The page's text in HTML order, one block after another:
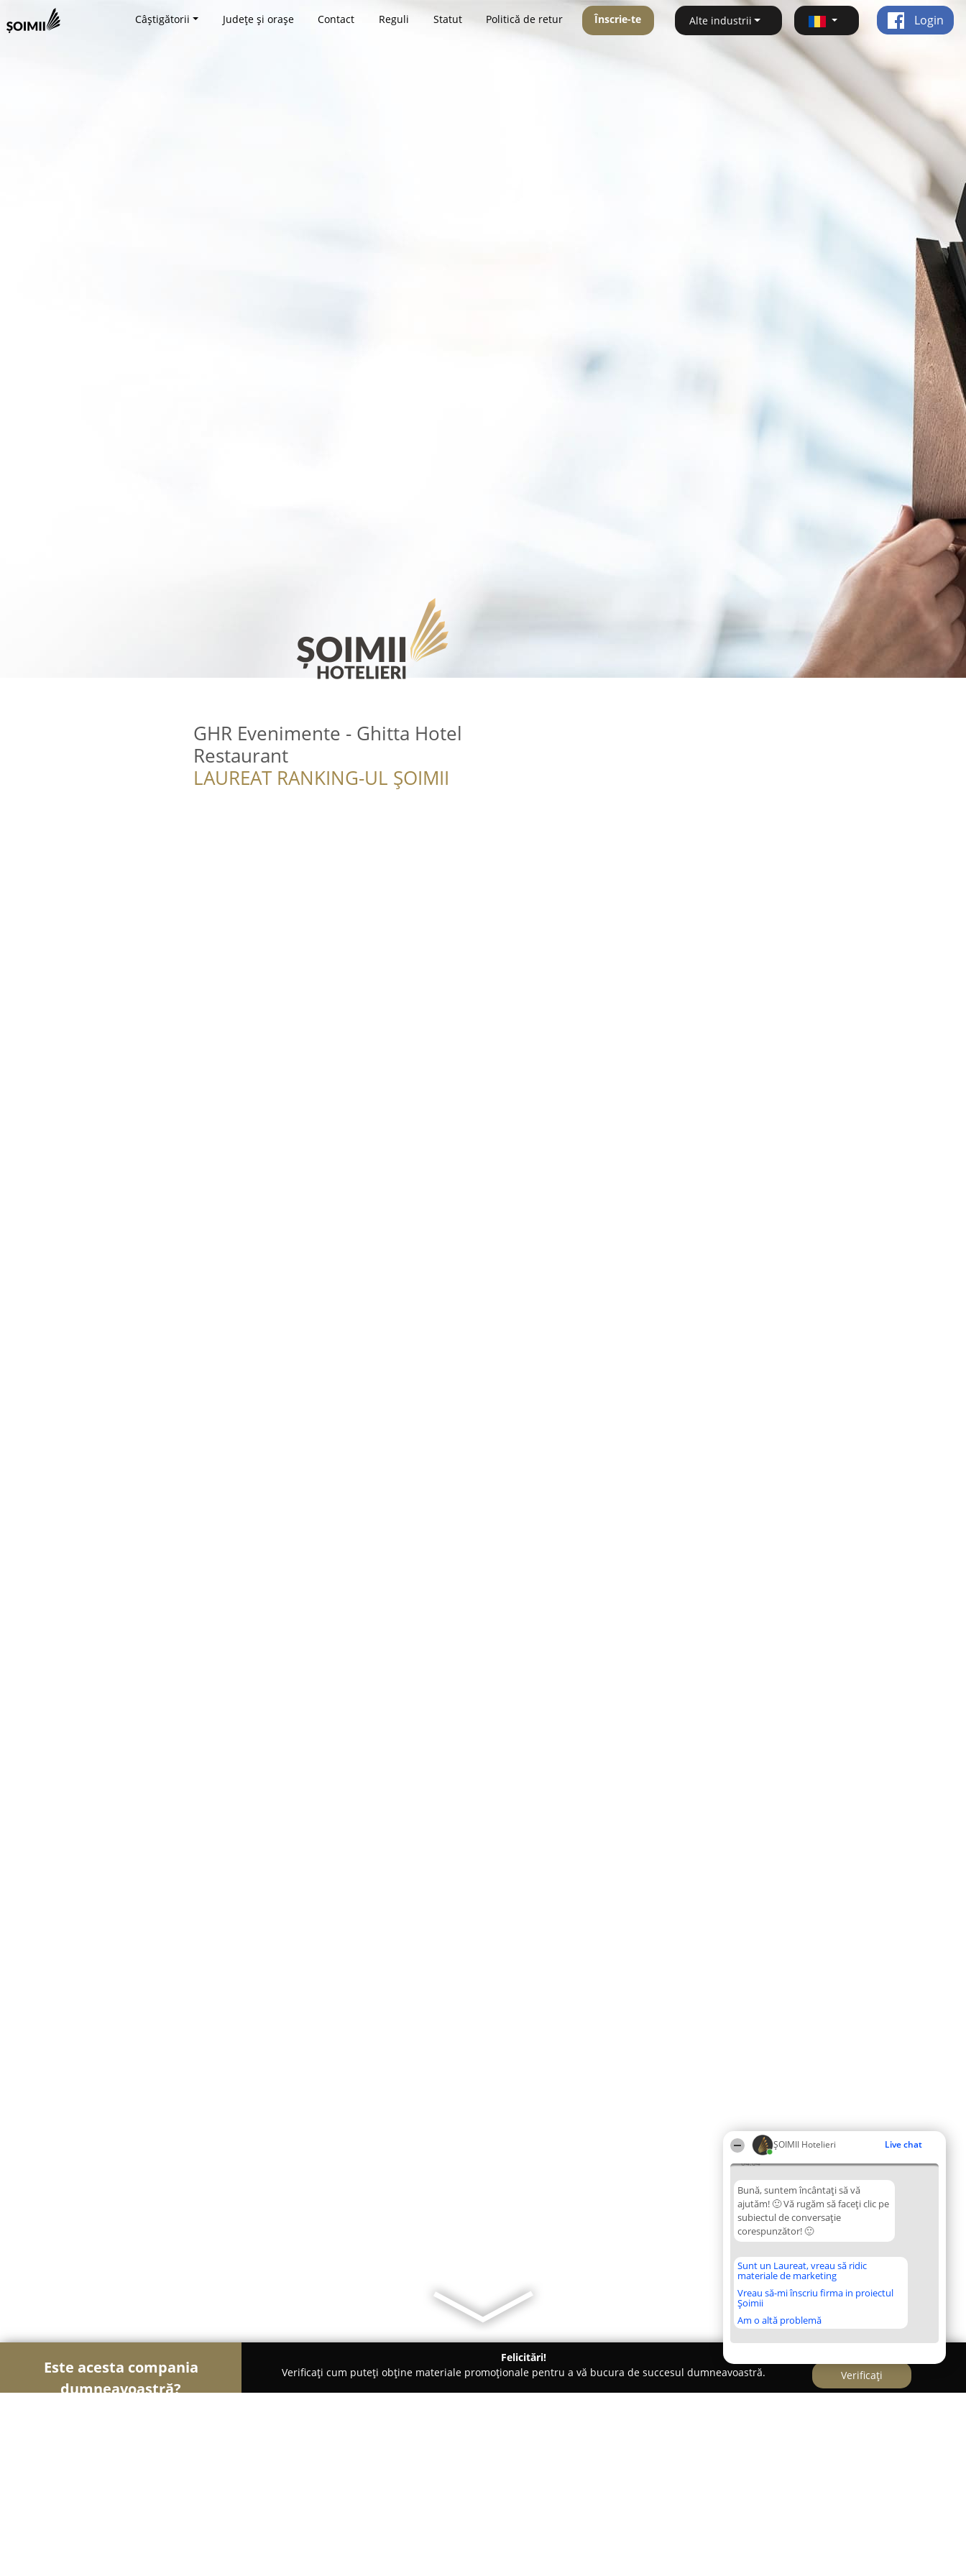
ȘOIMII Hotelieri Live chat
04:04
Bună, suntem încântați să vă
ajutăm! 🙂 Vă rugăm să faceți clic pe
subiectul de conversație
corespunzător! 🙂
Sunt un Laureat, vreau să ridic
materiale de marketing
Vreau să-mi înscriu firma in proiectul
Șoimii
Am o altă problemă
Câștigătorii Județe și orașe Contact Reguli Statut Politică de retur Înscrie-te Alte industrii Login
GHR Evenimente - Ghitta Hotel
Restaurant
LAUREAT RANKING-UL ȘOIMII
Este acesta compania
dumneavoastră?
Felicitări!
Verificați cum puteți obține materiale promoționale pentru a vă bucura de succesul dumneavoastră.
Verificați